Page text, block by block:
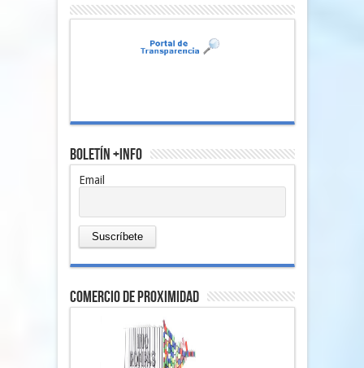
Boletín +Info
Email
comercio de proximidad